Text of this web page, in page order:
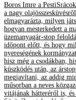
Boros Imre a
a nagy
elmagyarázta, milyen
hogyan mesterkedett a
üzemanyagár-stop
időpont előtt, és hogy
nyereségének
hisz még a csodákban,
küszködés után, az
megjavítani, az addig
műsorban a neves
vitájának hátteréről is, és